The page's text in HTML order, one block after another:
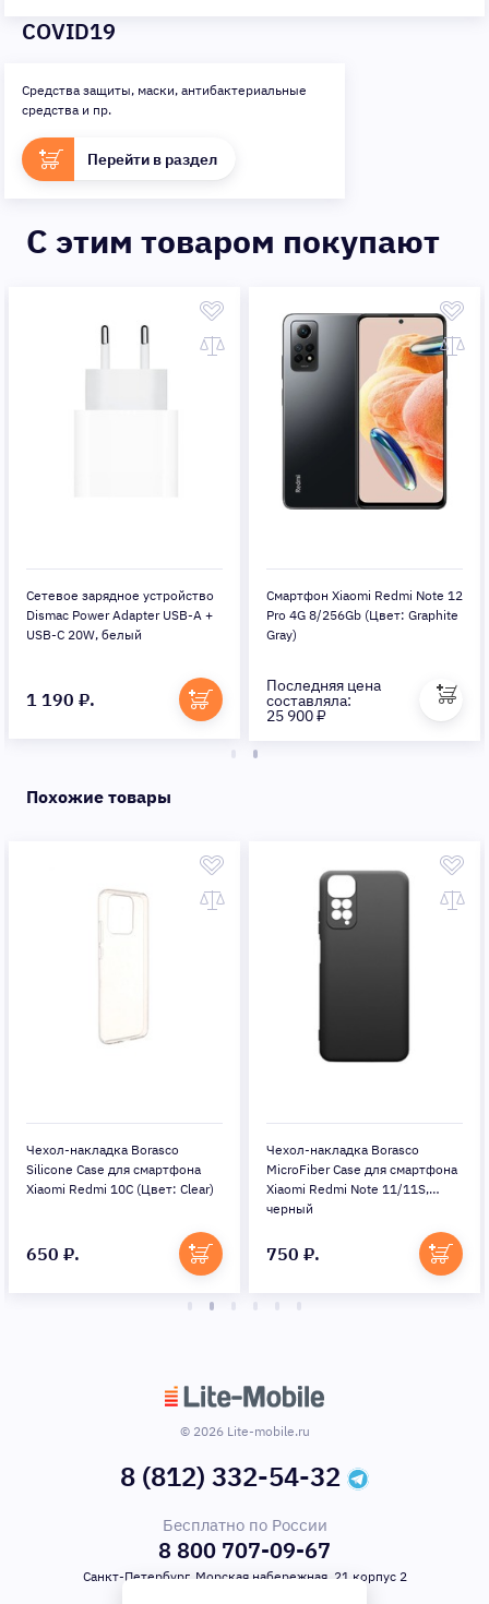
COVID19
Средства защиты, маски, антибактериальные
средства и пр.
Перейти в раздел
C этим товаром покупают
Сетевое зарядное устройство
Dismac Power Adapter USB-A +
USB-C 20W, белый
1 190 ₽.
Смартфон Xiaomi Redmi Note 12
Pro 4G 8/256Gb (Цвет: Graphite
Gray)
Последняя цена
составляла:
25 900 ₽
Похожие товары
Чехол-накладка Borasco
Silicone Case для смартфона
Xiaomi Redmi 10С (Цвет: Clear)
650 ₽.
Чехол-накладка Borasco
MicroFiber Case для смартфона
Xiaomi Redmi Note 11/11S,
черный
750 ₽.
© 2026 Lite-mobile.ru
8 (812) 332-54-32
Бесплатно по России
8 800 707-09-67
Санкт-Петербург, Морская набережная, 21 корпус 2